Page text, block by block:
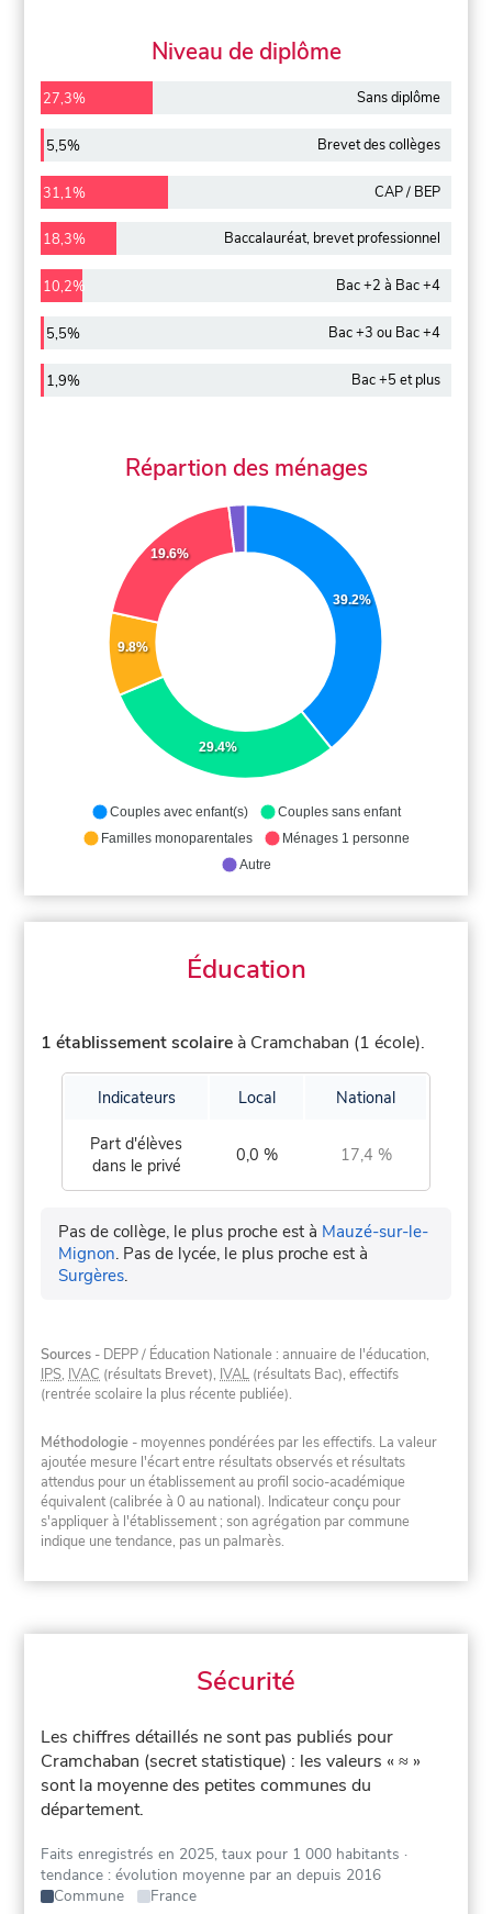
Niveau de diplôme
27,3% Sans diplôme
5,5% Brevet des collèges
31,1% CAP / BEP
18,3% Baccalauréat, brevet professionnel
10,2% Bac +2 à Bac +4
5,5% Bac +3 ou Bac +4
1,9% Bac +5 et plus
Répartion des ménages
39.2%
29.4%
9.8%
19.6%
Couples avec enfant(s)
Couples sans enfant
Familles monoparentales
Ménages 1 personne
Autre
Éducation
1 établissement scolaire à Cramchaban (1 école).
Indicateurs Local National
Part d'élèves
dans le privé
0,0 % 17,4 %
Pas de collège, le plus proche est à Mauzé-sur-le-
Mignon. Pas de lycée, le plus proche est à
Surgères.
Sources - DEPP / Éducation Nationale : annuaire de l'éducation,
IPS, IVAC (résultats Brevet), IVAL (résultats Bac), effectifs
(rentrée scolaire la plus récente publiée).
Méthodologie - moyennes pondérées par les effectifs. La valeur
ajoutée mesure l'écart entre résultats observés et résultats
attendus pour un établissement au profil socio-académique
équivalent (calibrée à 0 au national). Indicateur conçu pour
s'appliquer à l'établissement ; son agrégation par commune
indique une tendance, pas un palmarès.
Sécurité
Les chiffres détaillés ne sont pas publiés pour
Cramchaban (secret statistique) : les valeurs « ≈ »
sont la moyenne des petites communes du
département.
Faits enregistrés en 2025, taux pour 1 000 habitants ·
tendance : évolution moyenne par an depuis 2016
Commune
France